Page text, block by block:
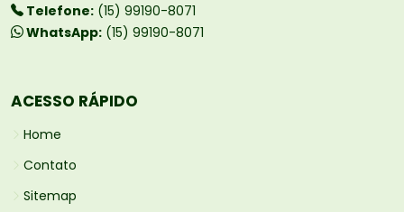
Telefone: (15) 99190-8071
WhatsApp: (15) 99190-8071
ACESSO RÁPIDO
Home
Contato
Sitemap